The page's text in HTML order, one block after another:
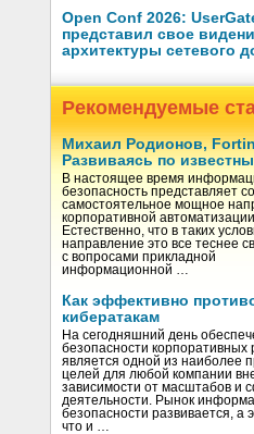
Open Conf 2026:
представил свое
архитектуры сетевого
Рекомендуемые
Михаил Родионов,
Развиваясь по
В настоящее время
безопасность представляет
самостоятельное мощное
корпоративной автоматизации.
Естественно, что в таких
направление это все теснее
с вопросами прикладной
информационной …
Как эффективно
кибератакам
На сегодняшний день
безопасности корпоративных
является одной из наиболее
целей для любой компании
зависимости от масштабов и
деятельности. Рынок
безопасности развивается, а
что и …